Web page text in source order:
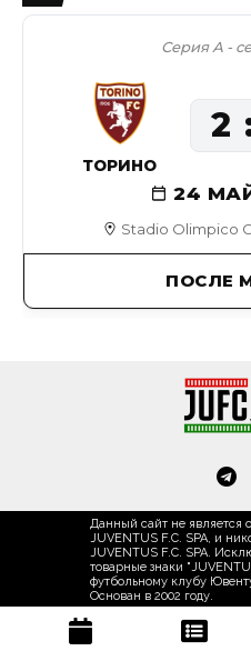
Stadio Olimpico
Серия А -
24
ТОРИНО
2
ПОСЛЕ
Данный сайт не является
JUVENTUS F.C. SPA, и
JUVENTUS F.C. SPA.
товарные знаки
футбольному клубу
Основан в 2002 году.